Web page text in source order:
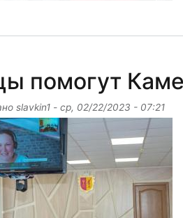
помогут
slavkin1 - ср, 02/22/2023 - 07:21